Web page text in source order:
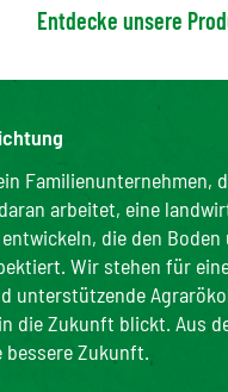
Entdecke unsere
Familienunternehmen,
arbeitet, eine
die den Boden
Wir stehen für
unterstützende
die Zukunft blickt. Aus
Zukunft.